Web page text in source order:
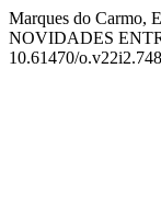
Marques do
NOVIDADES
10.61470/